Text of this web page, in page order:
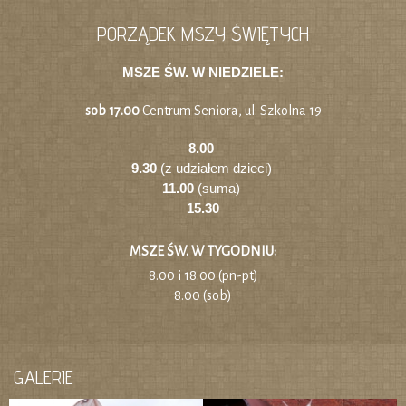
PORZĄDEK MSZY ŚWIĘTYCH
MSZE ŚW. W NIEDZIELE:
sob 17.00Centrum Seniora, ul. Szkolna 19
8.00
9.30(z udziałem dzieci)
11.00 (suma)
15.30
MSZE ŚW. W TYGODNIU:
8.00 i 18.00 (pn-pt)
8.00 (sob)
GALERIE